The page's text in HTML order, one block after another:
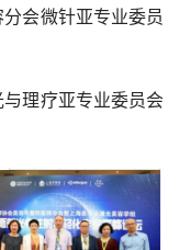
会微针亚专业委员
理疗亚专业委员会